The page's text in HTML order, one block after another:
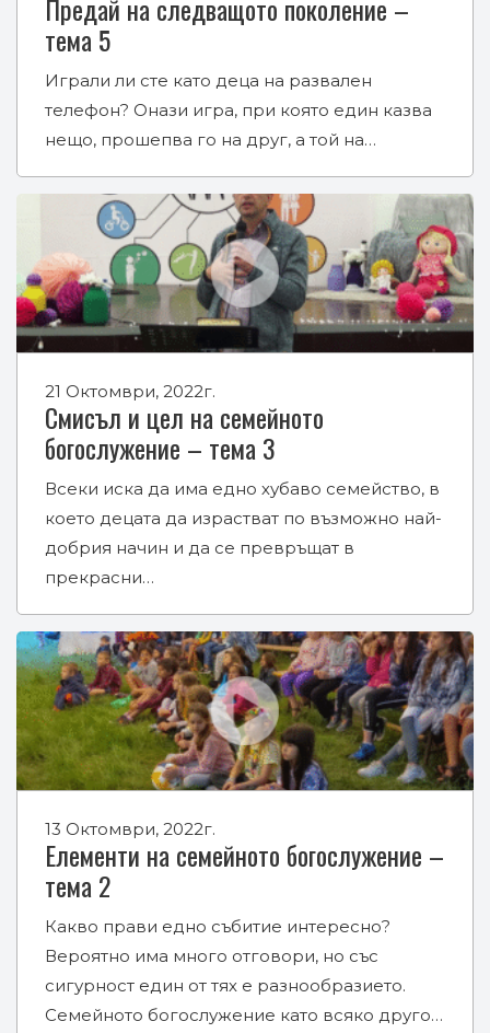
Предай на следващото поколение –
тема 5
Играли ли сте като деца на развален
телефон? Онази игра, при която един казва
нещо, прошепва го на друг, а той на…
21 Октомври, 2022г.
Смисъл и цел на семейното
богослужение – тема 3
Всеки иска да има едно хубаво семейство, в
което децата да израстват по възможно най-
добрия начин и да се превръщат в
прекрасни…
13 Октомври, 2022г.
Елементи на семейното богослужение –
тема 2
Какво прави едно събитие интересно?
Вероятно има много отговори, но със
сигурност един от тях е разнообразието.
Семейното богослужение като всяко друго…